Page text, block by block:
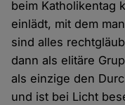
beim Katholikentag
einlädt, mit dem
sind alles
dann als elitäre
als einzige den
und ist bei Licht